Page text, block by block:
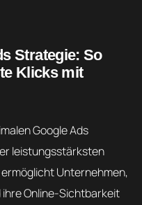
Strategie: So
Klicks mit
Google Ads
leistungsstärksten
Unternehmen,
Online-Sichtbarkeit